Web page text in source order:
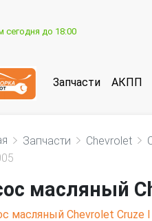
сегодня до 18:00
Запчасти АКПП
Запчасти Chevrolet
масляный